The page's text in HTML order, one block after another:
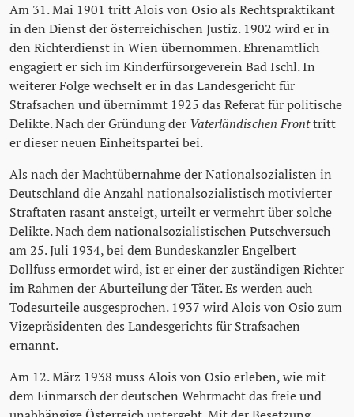
Am 31. Mai 1901 tritt Alois von Osio als Rechtspraktikant
in den Dienst der österreichischen Justiz. 1902 wird er in
den Richterdienst in Wien übernommen. Ehrenamtlich
engagiert er sich im Kinderfürsorgeverein Bad Ischl. In
weiterer Folge wechselt er in das Landesgericht für
Strafsachen und übernimmt 1925 das Referat für politische
Delikte. Nach der Gründung der Vaterländischen Fronttritt
er dieser neuen Einheitspartei bei.
Als nach der Machtübernahme der Nationalsozialisten in
Deutschland die Anzahl nationalsozialistisch motivierter
Straftaten rasant ansteigt, urteilt er vermehrt über solche
Delikte. Nach dem nationalsozialistischen Putschversuch
am 25. Juli 1934, bei dem Bundeskanzler Engelbert
Dollfuss ermordet wird, ist er einer der zuständigen Richter
im Rahmen der Aburteilung der Täter. Es werden auch
Todesurteile ausgesprochen. 1937 wird Alois von Osio zum
Vizepräsidenten des Landesgerichts für Strafsachen
ernannt.
Am 12. März 1938 muss Alois von Osio erleben, wie mit
dem Einmarsch der deutschen Wehrmacht das freie und